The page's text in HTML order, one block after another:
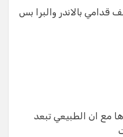
قدامي بالاندر والبرا بس
مع ان الطبيعي تبعد